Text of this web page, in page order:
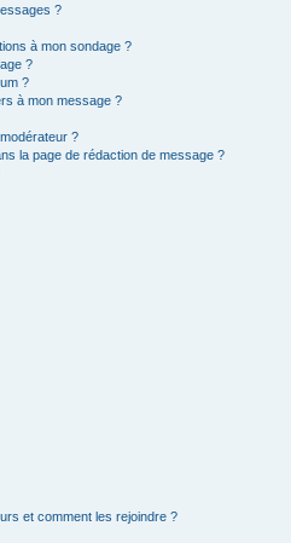
?
à mon sondage ?
?
?
à mon message ?
?
la page de rédaction de message ?
et comment les rejoindre ?